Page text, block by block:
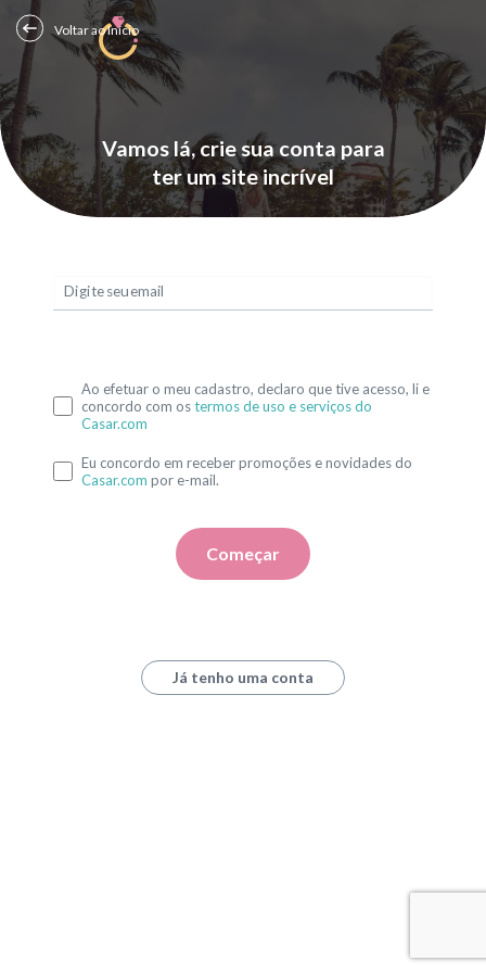
Vamos lá, crie sua conta para
ter um site incrível
Voltar ao Início
Digite seu email
Ao efetuar o meu cadastro, declaro que tive acesso, li e
concordo com ostermos de uso e serviços do
Casar.com
Eu concordo em receber promoções e novidades do
Casar.com por e-mail.
Começar
Já tenho uma conta